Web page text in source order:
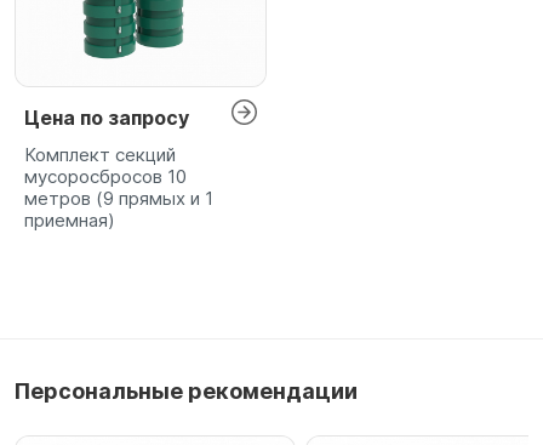
Цена по запросу
Комплект секций
мусоросбросов 10
метров (9 прямых и 1
приемная)
Персональные рекомендации